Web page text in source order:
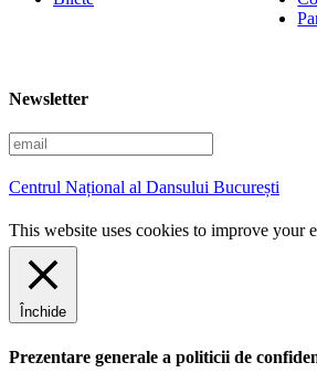
Newsletter
E
m
a
i
l
Centrul Național al Dansului București
This website uses cookies to improve your
Închide
Prezentare generale a politicii de